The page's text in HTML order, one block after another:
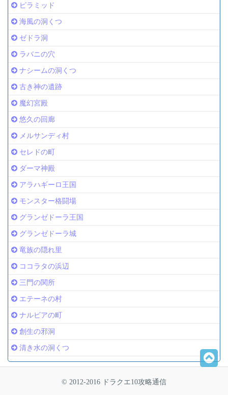
ピラミッド
海風の洞くつ
ゼドラ洞
ラバニの穴
ナシームの洞くつ
古き神の遺跡
魔幻宮殿
悠久の回廊
メルサンディ村
セレドの町
ダーマ神殿
アラハギーロ王国
モンスター格闘場
グランゼドーラ王国
グランゼドーラ城
竜族の隠れ里
ココラタの浜辺
三門の関所
エテーネの村
ナルビアの町
創生の邪洞
清き水の洞くつ
© 2012-2016 ドラクエ10攻略通信